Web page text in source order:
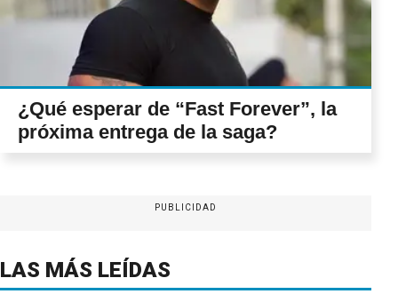
¿Qué esperar de “Fast Forever”, la
próxima entrega de la saga?
PUBLICIDAD
LAS MÁS LEÍDAS